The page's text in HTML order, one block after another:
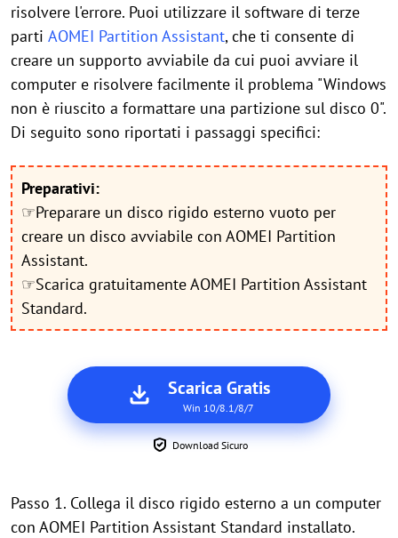
risolvere l'errore. Puoi utilizzare il software di terze
parti AOMEI Partition Assistant, che ti consente di
creare un supporto avviabile da cui puoi avviare il
computer e risolvere facilmente il problema "Windows
non è riuscito a formattare una partizione sul disco 0".
Di seguito sono riportati i passaggi specifici:
Preparativi:
☞Preparare un disco rigido esterno vuoto per
creare un disco avviabile con AOMEI Partition
Assistant.
☞Scarica gratuitamente AOMEI Partition Assistant
Standard.
Scarica Gratis
Win 10/8.1/8/7
Download Sicuro
Passo 1. Collega il disco rigido esterno a un computer
con AOMEI Partition Assistant Standard installato.